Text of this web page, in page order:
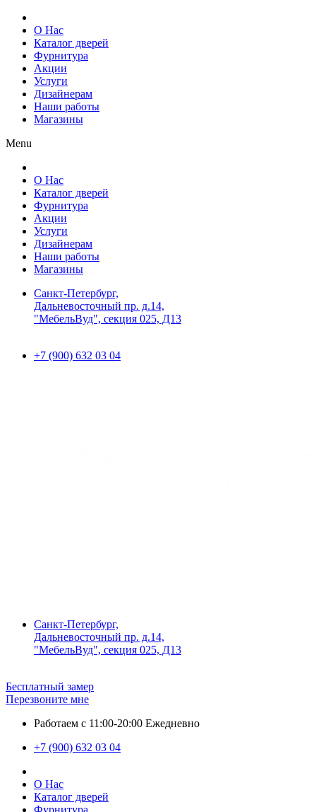
О Нас
Каталог дверей
Фурнитура
Акции
Услуги
Дизайнерам
Наши работы
Магазины
Menu
О Нас
Каталог дверей
Фурнитура
Акции
Услуги
Дизайнерам
Наши работы
Магазины
Санкт-Петербург,
Дальневосточный пр. д.14,
"МебельВуд", секция 025, Д13
+7 (900) 632 03 04
Санкт-Петербург,
Дальневосточный пр. д.14,
"МебельВуд", секция 025, Д13
Бесплатный замер
Перезвоните мне
Работаем с 11:00-20:00 Ежедневно
+7 (900) 632 03 04
О Нас
Каталог дверей
Фурнитура